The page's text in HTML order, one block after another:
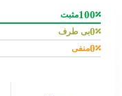
100مثبت
0بی طرف
0منفی